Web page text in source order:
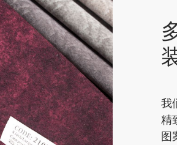
我
精
图